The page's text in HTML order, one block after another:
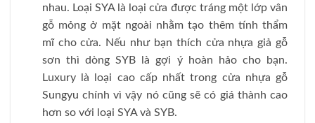
nhau. Loại SYA là loại cửa được tráng một lớp vân
gỗ mỏng ở mặt ngoài nhằm tạo thêm tính thẩm
mĩ cho cửa. Nếu như bạn thích cửa nhựa giả gỗ
sơn thì dòng SYB là gợi ý hoàn hảo cho bạn.
Luxury là loại cao cấp nhất trong cửa nhựa gỗ
Sungyu chính vì vậy nó cũng sẽ có giá thành cao
hơn so với loại SYA và SYB.